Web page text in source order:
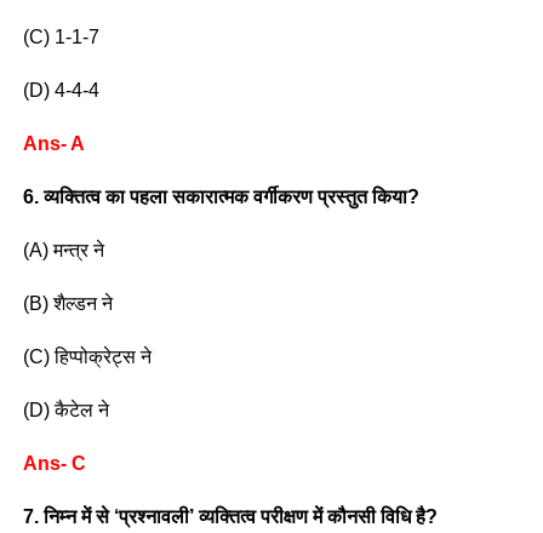
(C) 1-1-7
(D) 4-4-4
Ans- A
6. व्यक्तित्व का पहला सकारात्मक वर्गीकरण प्रस्तुत किया?
(A) मन्त्र ने
(B) शैल्डन ने
(C) हिप्पोक्रेट्स ने
(D) कैटेल ने
Ans- C
7. निम्न में से ‘प्रश्नावली’ व्यक्तित्व परीक्षण में कौनसी विधि है?